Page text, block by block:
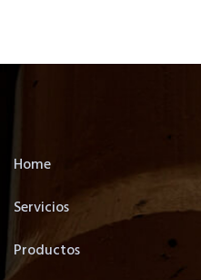
Home
Servicios
Productos